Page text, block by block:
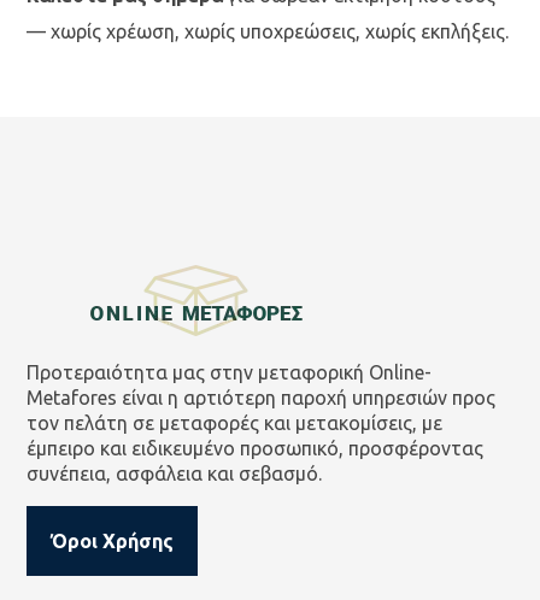
— χωρίς χρέωση, χωρίς υποχρεώσεις, χωρίς εκπλήξεις.
Προτεραιότητα μας στην μεταφορική Online-
Metafores είναι η αρτιότερη παροχή υπηρεσιών προς
τον πελάτη σε μεταφορές και μετακομίσεις, με
έμπειρο και ειδικευμένο προσωπικό, προσφέροντας
συνέπεια, ασφάλεια και σεβασμό.
Όροι Χρήσης